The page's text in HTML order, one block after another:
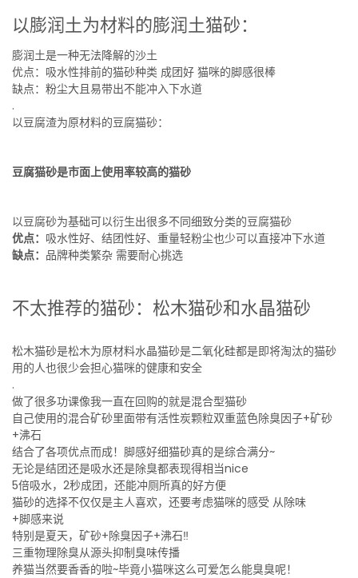
以膨润土为材料的膨润土猫砂：
膨润土是一种无法降解的沙土
优点：吸水性排前的猫砂种类 成团好 猫咪的脚感很棒
缺点：粉尘大且易带出不能冲入下水道
.
以豆腐渣为原材料的豆腐猫砂：
豆腐猫砂是市面上使用率较高的猫砂
以豆腐砂为基础可以衍生出很多不同细致分类的豆腐猫砂
优点： 吸水性好、结团性好、重量轻粉尘也少可以直接冲下水道
缺点： 品牌种类繁杂 需要耐心挑选
不太推荐的猫砂：松木猫砂和水晶猫砂
松木猫砂是松木为原材料水晶猫砂是二氧化硅都是即将淘汰的猫砂
用的人也很少会担心猫咪的健康和安全
.
做了很多功课像我一直在回购的就是混合型猫砂
自己使用的混合矿砂里面带有活性炭颗粒双重蓝色除臭因子+矿砂
+沸石
结合了各项优点而成！脚感好细猫砂真的是综合满分~
无论是结团还是吸水还是除臭都表现得相当nice
5倍吸水，2秒成团，还能冲厕所真的好方便
猫砂的选择不仅仅是主人喜欢，还要考虑猫咪的感受 从除味
+脚感来说
特别是夏天，矿砂+除臭因子+沸石‼️
三重物理除臭从源头抑制臭味传播
养猫当然要香香的啦~毕竟小猫咪这么可爱怎么能臭臭呢！